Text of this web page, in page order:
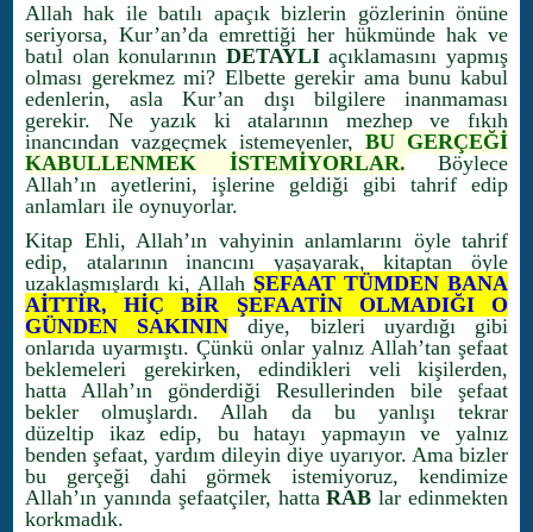
Allah hak ile batılı apaçık bizlerin gözlerinin önüne
seriyorsa, Kur’an’da emrettiği her hükmünde hak ve
batıl olan konularının DETAYLIaçıklamasını yapmış
olması gerekmez mi? Elbette gerekir ama bunu kabul
edenlerin, asla Kur’an dışı bilgilere inanmaması
gerekir. Ne yazık ki atalarının mezhep ve fıkıh
inancından vazgeçmek istemeyenler, BU GERÇEĞİ
KABULLENMEK İSTEMİYORLAR. Böylece
Allah’ın ayetlerini, işlerine geldiği gibi tahrif edip
anlamları ile oynuyorlar.
Kitap Ehli, Allah’ın vahyinin anlamlarını öyle tahrif
edip, atalarının inancını yaşayarak, kitaptan öyle
uzaklaşmışlardı ki, Allah ŞEFAAT TÜMDEN BANA
AİTTİR, HİÇ BİR ŞEFAATİN OLMADIĞI O
GÜNDEN SAKININ diye, bizleri uyardığı gibi
onlarıda uyarmıştı. Çünkü onlar yalnız Allah’tan şefaat
beklemeleri gerekirken, edindikleri veli kişilerden,
hatta Allah’ın gönderdiği Resullerinden bile şefaat
bekler olmuşlardı. Allah da bu yanlışı tekrar
düzeltip ikaz edip, bu hatayı yapmayın ve yalnız
benden şefaat, yardım dileyin diye uyarıyor. Ama bizler
bu gerçeği dahi görmek istemiyoruz, kendimize
Allah’ın yanında şefaatçiler, hattaRAB lar edinmekten
korkmadık.